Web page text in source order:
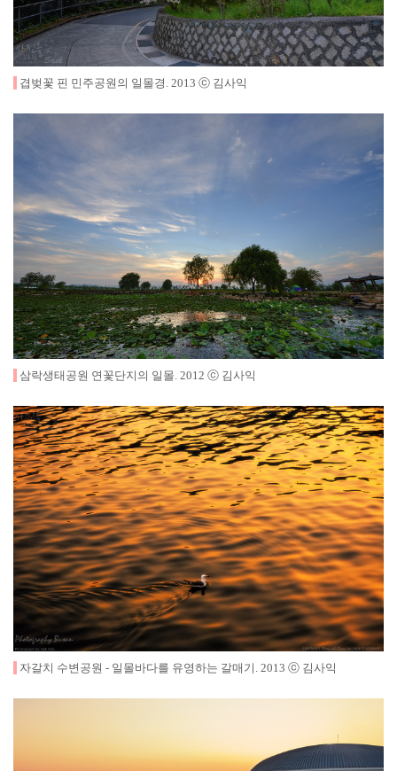
겹벚꽃 핀 민주공원의 일몰경 2013 ⓒ 김사익
삼락생태공원 연꽃단지의 일몰 2012 ⓒ 김사익
자갈치 수변공원 - 일몰바다를 유영하는 갈매기 2013 ⓒ 김사익